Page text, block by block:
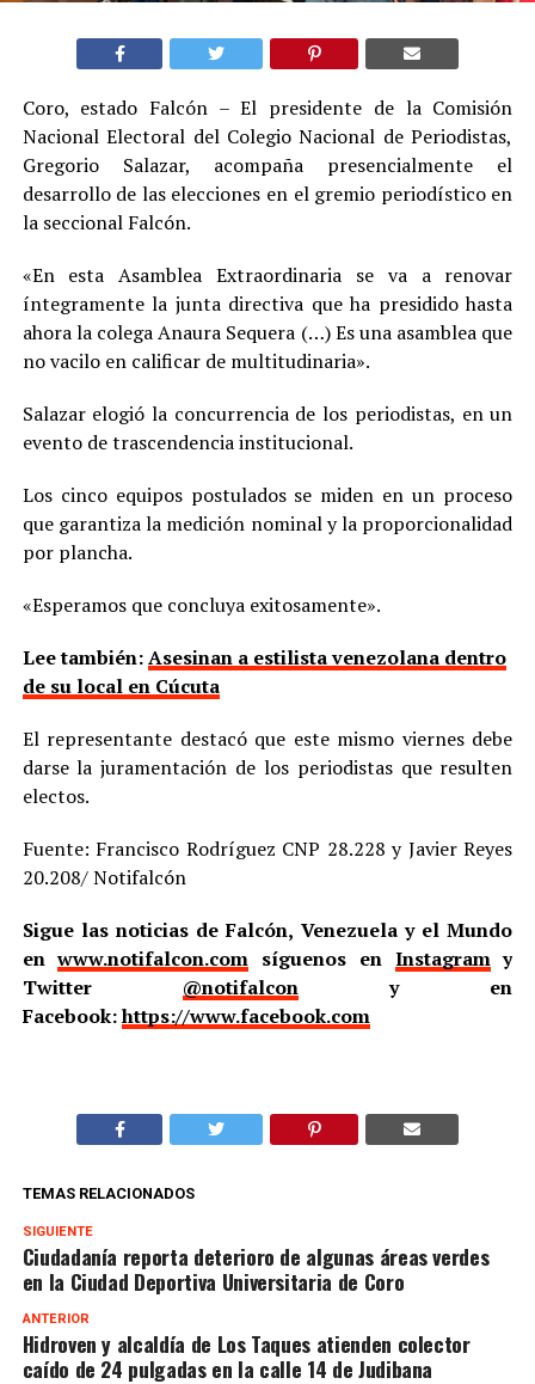
Coro, estado Falcón – El presidente de la Comisión
Nacional Electoral del Colegio Nacional de Periodistas,
Gregorio Salazar, acompaña presencialmente el
desarrollo de las elecciones en el gremio periodístico en
la seccional Falcón.
«En esta Asamblea Extraordinaria se va a renovar
íntegramente la junta directiva que ha presidido hasta
ahora la colega Anaura Sequera (…) Es una asamblea que
no vacilo en calificar de multitudinaria».
Salazar elogió la concurrencia de los periodistas, en un
evento de trascendencia institucional.
Los cinco equipos postulados se miden en un proceso
que garantiza la medición nominal y la proporcionalidad
por plancha.
«Esperamos que concluya exitosamente».
Lee también:Asesinan a estilista venezolana dentro
de su local en Cúcuta
El representante destacó que este mismo viernes debe
darse la juramentación de los periodistas que resulten
electos.
Fuente: Francisco Rodríguez CNP 28.228 y Javier Reyes
20.208/ Notifalcón
Sigue las noticias de Falcón, Venezuela y el Mundo
enwww.notifalcon.com síguenos en Instagramy
Twitter @notifalcony en
Facebook:https://www.facebook.com
TEMAS RELACIONADOS
SIGUIENTE
Ciudadanía reporta deterioro de algunas áreas verdes
en la Ciudad Deportiva Universitaria de Coro
ANTERIOR
Hidroven y alcaldía de Los Taques atienden colector
caído de 24 pulgadas en la calle 14 de Judibana